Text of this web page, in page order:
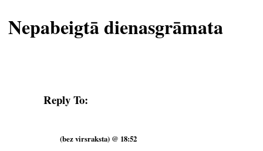
Nepabeigtā dienasgrāmata
Reply To:
(bez virsraksta) @ 18:52